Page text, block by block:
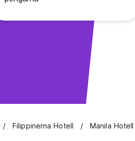
Filippinerna Hotell Manila Hotell